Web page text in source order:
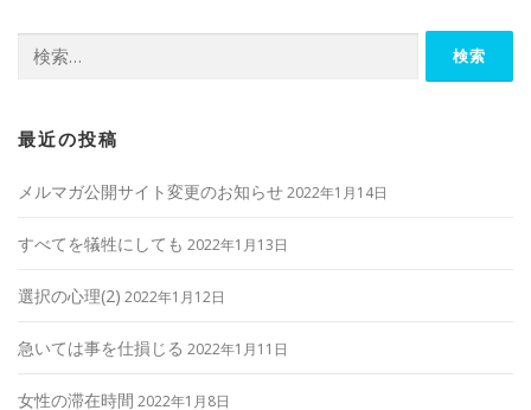
シ
索:
最近の投稿
メルマガ公開サイト変更のお知らせ2022年1月14日
すべてを犠牲にしても 2022年1月13日
選択の心理(2) 2022年1月12日
急いては事を仕損じる 2022年1月11日
女性の滞在時間 2022年1月8日